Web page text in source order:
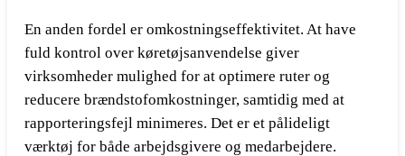
En anden fordel er omkostningseffektivitet. At have
fuld kontrol over køretøjsanvendelse giver
virksomheder mulighed for at optimere ruter og
reducere brændstofomkostninger, samtidig med at
rapporteringsfejl minimeres. Det er et pålideligt
værktøj for både arbejdsgivere og medarbejdere.